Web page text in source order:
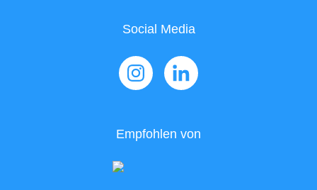
Social Media
Empfohlen von